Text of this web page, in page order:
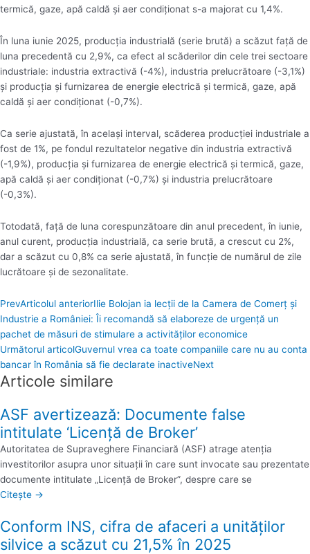
termică, gaze, apă caldă şi aer condiţionat s-a majorat cu 1,4%.
În luna iunie 2025, producţia industrială (serie brută) a scăzut faţă de
luna precedentă cu 2,9%, ca efect al scăderilor din cele trei sectoare
industriale: industria extractivă (-4%), industria prelucrătoare (-3,1%)
şi producţia şi furnizarea de energie electrică şi termică, gaze, apă
caldă şi aer condiţionat (-0,7%).
Ca serie ajustată, în acelaşi interval, scăderea producţiei industriale a
fost de 1%, pe fondul rezultatelor negative din industria extractivă
(-1,9%), producţia şi furnizarea de energie electrică şi termică, gaze,
apă caldă şi aer condiţionat (-0,7%) şi industria prelucrătoare
(-0,3%).
Totodată, faţă de luna corespunzătoare din anul precedent, în iunie,
anul curent, producţia industrială, ca serie brută, a crescut cu 2%,
dar a scăzut cu 0,8% ca serie ajustată, în funcţie de numărul de zile
lucrătoare şi de sezonalitate.
PrevArticolul anteriorIlie Bolojan ia lecții de la Camera de Comerţ şi
Industrie a României: Îi recomandă să elaboreze de urgenţă un
pachet de măsuri de stimulare a activităţilor economice
Următorul articolGuvernul vrea ca toate companiile care nu au conta
bancar în România să fie declarate inactiveNext
Articole similare
ASF avertizează: Documente false
intitulate ‘Licenţă de Broker’
Autoritatea de Supraveghere Financiară (ASF) atrage atenţia
investitorilor asupra unor situaţii în care sunt invocate sau prezentate
documente intitulate „Licenţă de Broker”, despre care se
Citește →
Conform INS, cifra de afaceri a unităţilor
silvice a scăzut cu 21,5% în 2025